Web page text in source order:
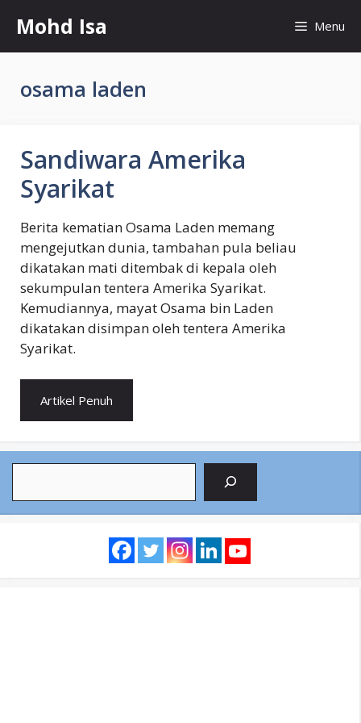
content
Mohd Isa Menu
osama laden
Sandiwara Amerika
Syarikat
Berita kematian Osama Laden memang
mengejutkan dunia, tambahan pula beliau
dikatakan mati ditembak di kepala oleh
sekumpulan tentera Amerika Syarikat.
Kemudiannya, mayat Osama bin Laden
dikatakan disimpan oleh tentera Amerika
Syarikat.
Artikel Penuh